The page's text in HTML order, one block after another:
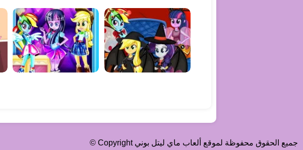
جميع الحقوق محفوظة لموقع ألعاب ماي ليتل بوني Copyright ©